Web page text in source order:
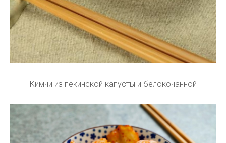
Кимчи из пекинской капусты и белокочанной